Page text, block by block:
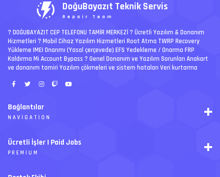
DoğuBayazıt Teknik Servis
Repair Team
? DOĞUBAYAZIT CEP TELEFONU TAMİR MERKEZİ ?️ Ücretli Yazılım & Donanım
Hizmetleri ? Mobil Cihaz Yazılım Hizmetleri Root Atma TWRP Recovery
Yükleme IMEI Onarımı (Yasal çerçevede) EFS Yedekleme / Onarma FRP
Kaldırma Mi Account Bypass ? Genel Donanım ve Yazılım Sorunları Anakart
ve donanım tamiri Yazılım çökmeleri ve sistem hataları Veri kurtarma
Bağlantılar
NAVIGATION
Arşiv
Ajanda
Ücretli İşler | Paid Jobs
PREMIUM